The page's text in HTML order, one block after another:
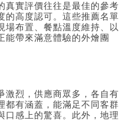
真實評價往往是最佳的參考
的高度認可。這些推薦名單
場布置、餐點溫度維持、以
能帶來滿意體驗的外燴團
激烈，供應商眾多，各自有
都有涵蓋，能滿足不同客群
口感上的驚喜。此外，地理